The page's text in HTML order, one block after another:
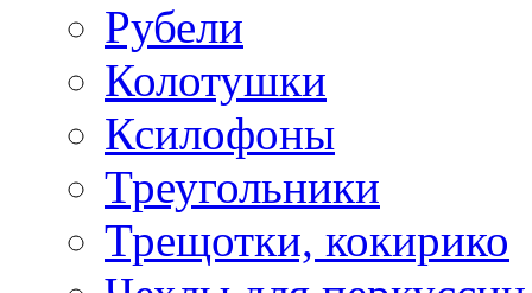
Рубели
Колотушки
Ксилофоны
Треугольники
Трещотки, кокирико